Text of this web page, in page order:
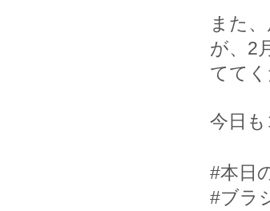
また
が、 2
てて
今日
#本日
#ブラ